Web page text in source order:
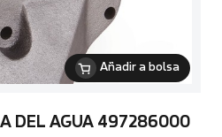
Añadir a bolsa
DEL AGUA 497286000